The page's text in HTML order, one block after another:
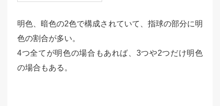
明色、暗色の2色で構成されていて、指球の部分に明
色の割合が多い。
4つ全てが明色の場合もあれば、3つや2つだけ明色
の場合もある。